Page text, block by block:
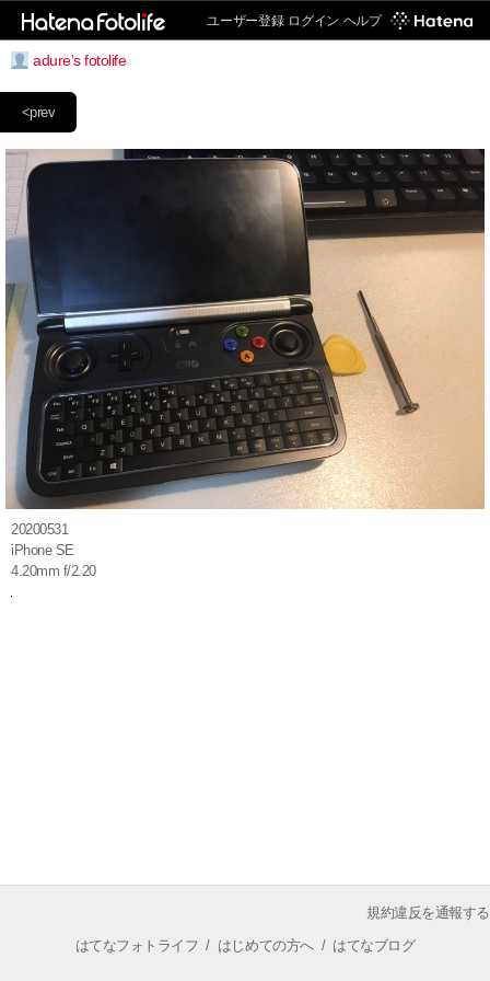
ユーザー登録 ログイン ヘルプ
adure's fotolife
<prev
20200531
iPhone SE
4.20mm f/2.20
規約違反を通報する
はてなフォトライフ / はじめての方へ/ はてなブログ